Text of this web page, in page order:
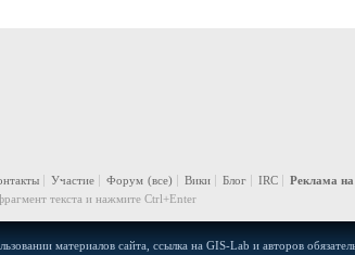
Участие Форум (все) Вики Блог IRC
Реклама на
текста и нажмите Ctrl+Enter
материалов сайта, ссылка на GIS-Lab и авторов